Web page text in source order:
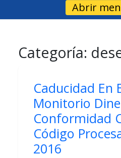
Abrir
Categoría:
Caducidad En
Monitorio
Conformidad
Código
2016